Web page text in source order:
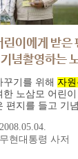
린이에게 받은
념촬영하는
통령]
꾸기를 위해 자
한 노삼모 어린
편지를 들고 기
2008.05.04.
현대통령 사저